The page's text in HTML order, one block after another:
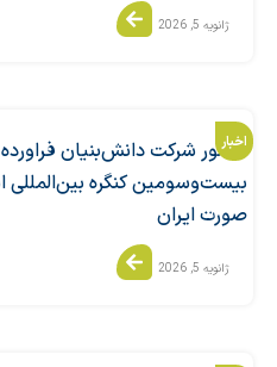
ژانویه 5, 2026
اخبار
حضور شرکت دانش‌بنیان فراورده
بیست‌وسومین کنگره
صورت ایران
ژانویه 5, 2026